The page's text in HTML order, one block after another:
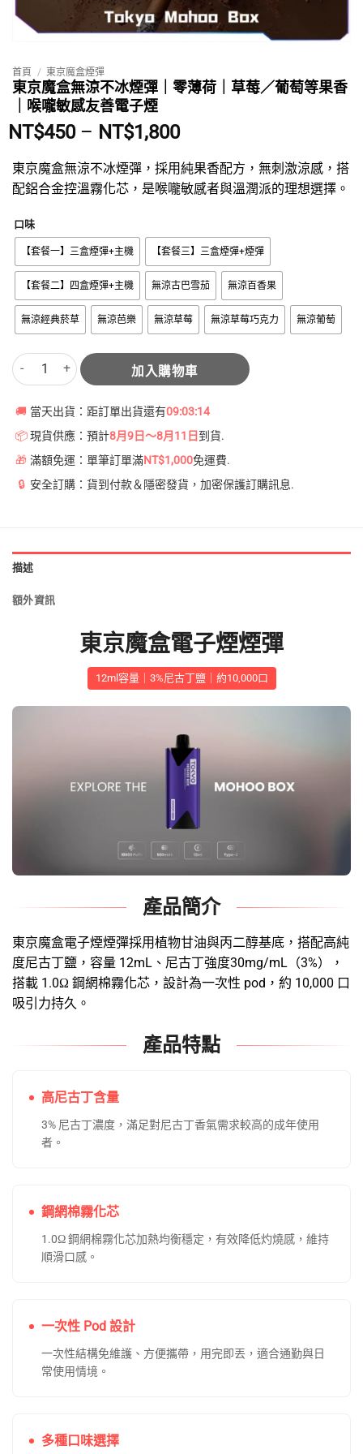
首頁 / 東京魔盒煙彈
東京魔盒無涼不冰煙彈｜零薄荷｜草莓／葡萄等果香
｜喉嚨敏感友善電子煙
NT$450 – NT$1,800價
範
圍：
NT$1,800
東京魔盒無涼不冰煙彈，採用純果香配方，無刺激涼感，搭
配鋁合金控溫霧化芯，是喉嚨敏感者與溫潤派的理想選擇。
口味
【套餐一】三盒煙彈+主機 【套餐三】三盒煙彈+煙彈
【套餐二】四盒煙彈+主機 無涼古巴雪茄 無涼百香果
無涼經典菸草 無涼芭樂 無涼草莓 無涼草莓巧克力 無涼葡萄
東京魔盒無涼不冰煙彈｜零薄荷｜草莓／葡萄等果香｜喉嚨敏感友善
加入購物車
🚚 當天出貨：距訂單出貨還有09:03:14
📦 現貨供應：預計8月9日～8月11日到貨.
🎁 滿額免運：單筆訂單滿NT$1,000免運費.
🔒 安全訂購：貨到付款＆隱密發貨，加密保護訂購訊息.
描述
額外資訊
東京魔盒電子煙煙彈
12ml容量｜3%尼古丁鹽｜約10,000口
產品簡介
東京魔盒電子煙煙彈採用植物甘油與丙二醇基底，搭配高純
度尼古丁鹽，容量 12mL、尼古丁強度30mg/mL（3%），
搭載 1.0Ω 鋼網棉霧化芯，設計為一次性 pod，約 10,000 口
吸引力持久。
產品特點
高尼古丁含量
3% 尼古丁濃度，滿足對尼古丁香氣需求較高的成年使用
者。
鋼網棉霧化芯
1.0Ω 鋼網棉霧化芯加熱均衡穩定，有效降低灼燒感，維持
順滑口感。
一次性 Pod 設計
一次性結構免維護、方便攜帶，用完即丟，適合通勤與日
常使用情境。
多種口味選擇